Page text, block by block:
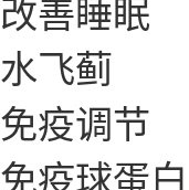
改善睡眠
水飞蓟
免疫调节
免疫球蛋白